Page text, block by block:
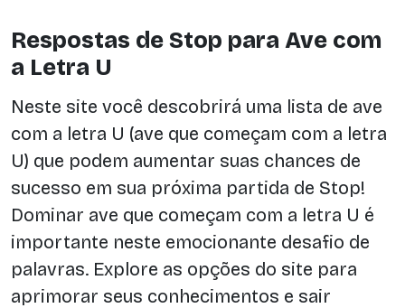
Respostas de Stop para Ave com
a Letra U
Neste site você descobrirá uma lista de ave
com a letra U (ave que começam com a letra
U) que podem aumentar suas chances de
sucesso em sua próxima partida de Stop!
Dominar ave que começam com a letra U é
importante neste emocionante desafio de
palavras. Explore as opções do site para
aprimorar seus conhecimentos e sair